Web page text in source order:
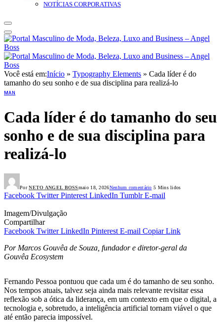
NOTÍCIAS CORPORATIVAS
Você está em:Início » Typography Elements » Cada líder é do
tamanho do seu sonho e de sua disciplina para realizá-lo
MAN
Cada líder é do tamanho do seu
sonho e de sua disciplina para
realizá-lo
Por NETO ANGEL BOSSmaio 18, 2026Nenhum comentário 5 Mins lidos
Facebook Twitter Pinterest LinkedIn Tumblr E-mail
Imagem/Divulgação
Compartilhar
Facebook Twitter LinkedIn Pinterest E-mail Copiar Link
Por Marcos Gouvêa de Souza, fundador e diretor-geral da
Gouvêa Ecosystem
Fernando Pessoa pontuou que cada um é do tamanho de seu sonho.
Nos tempos atuais, talvez seja ainda mais relevante revisitar essa
reflexão sob a ótica da liderança, em um contexto em que o digital, a
tecnologia e, sobretudo, a inteligência artificial tornam viável o que
até então parecia impossível.